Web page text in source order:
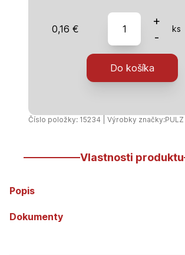
0,16 €
množstvo
Pružný
kolík
závesný
+
-
ks
Do košíka
Číslo položky: 15234 | Výrobky značky:PULZ
Vlastnosti produktu
Popis
Dokumenty